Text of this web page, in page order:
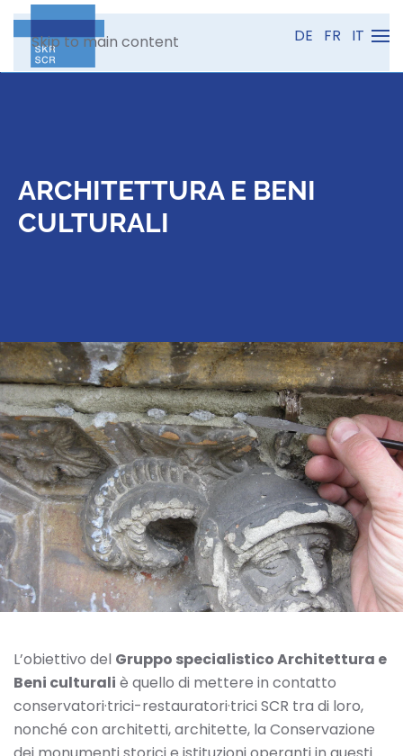
Skip to main content DE FR IT
ARCHITETTURA E BENI
CULTURALI
L’obiettivo del Gruppo specialistico Architettura e
Beni culturali è quello di mettere in contatto
conservatori·trici-restauratori·trici SCR tra di loro,
nonché con architetti, architette, la Conservazione